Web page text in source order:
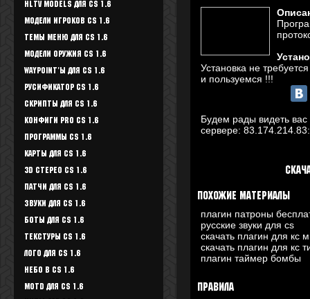
HLTV Models для CS 1.6
Модели игроков CS 1.6
Темы меню для CS 1.6
Модели оружия CS 1.6
Waypoint'ы для CS 1.6
Русификатор CS 1.6
Скрипты для CS 1.6
Конфиги Pro CS 1.6
Программы CS 1.6
Карты для CS 1.6
3D стерео CS 1.6
Патчи для CS 1.6
Звуки для CS 1.6
Боты для CS 1.6
Текстуры Cs 1.6
Лого для CS 1.6
Небо в CS 1.6
Motd для CS 1.6
Установка не
и пользуемся !!!
Будем рады видеть
сервере:
Похожие материалы
плагин патроны
русские звуки для cs
скачать плагин для кс
скачать плагин для кс
плагин таймер бомбы
Правила